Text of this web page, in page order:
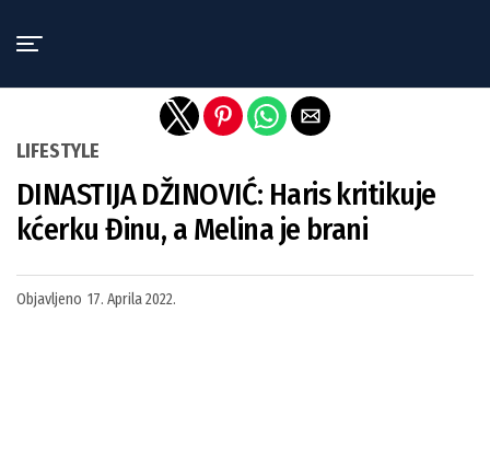
LIFESTYLE
DINASTIJA DŽINOVIĆ: Haris kritikuje
kćerku Đinu, a Melina je brani
Objavljeno 17. Aprila 2022.